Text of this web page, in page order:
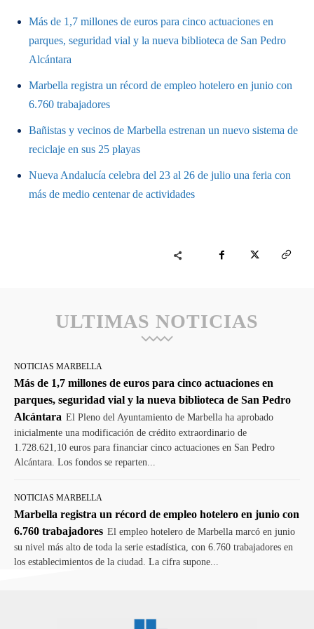
Más de 1,7 millones de euros para cinco actuaciones en
parques, seguridad vial y la nueva biblioteca de San Pedro
Alcántara
Marbella registra un récord de empleo hotelero en junio con
6.760 trabajadores
Bañistas y vecinos de Marbella estrenan un nuevo sistema de
reciclaje en sus 25 playas
Nueva Andalucía celebra del 23 al 26 de julio una feria con
más de medio centenar de actividades
ULTIMAS NOTICIAS
NOTICIAS MARBELLA
Más de 1,7 millones de euros para cinco actuaciones en
parques, seguridad vial y la nueva biblioteca de San Pedro
Alcántara El Pleno del Ayuntamiento de Marbella ha aprobado
inicialmente una modificación de crédito extraordinario de
1.728.621,10 euros para financiar cinco actuaciones en San Pedro
Alcántara. Los fondos se reparten...
NOTICIAS MARBELLA
Marbella registra un récord de empleo hotelero en junio con
6.760 trabajadores El empleo hotelero de Marbella marcó en junio
su nivel más alto de toda la serie estadística, con 6.760 trabajadores en
los establecimientos de la ciudad. La cifra supone...